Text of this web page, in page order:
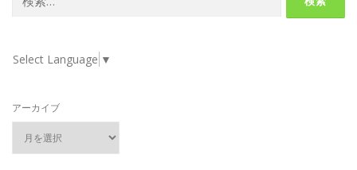
索:
Select Language ▼
アーカイブ